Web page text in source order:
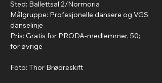
Sted: Ballettsal 2/Normoria
Målgruppe: Profesjonelle dansere og VGS
danselinje
Pris: Gratis for PRODA-medlemmer, 50;
for øvrige
Foto: Thor Brødreskift